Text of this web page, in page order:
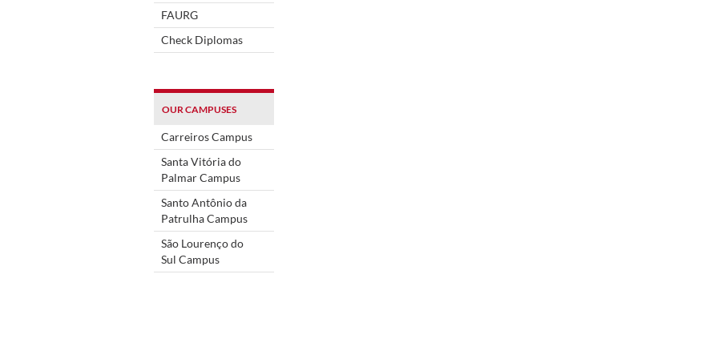
FAURG
Check Diplomas
OUR CAMPUSES
Carreiros Campus
Santa Vitória do
Palmar Campus
Santo Antônio da
Patrulha Campus
São Lourenço do
Sul Campus